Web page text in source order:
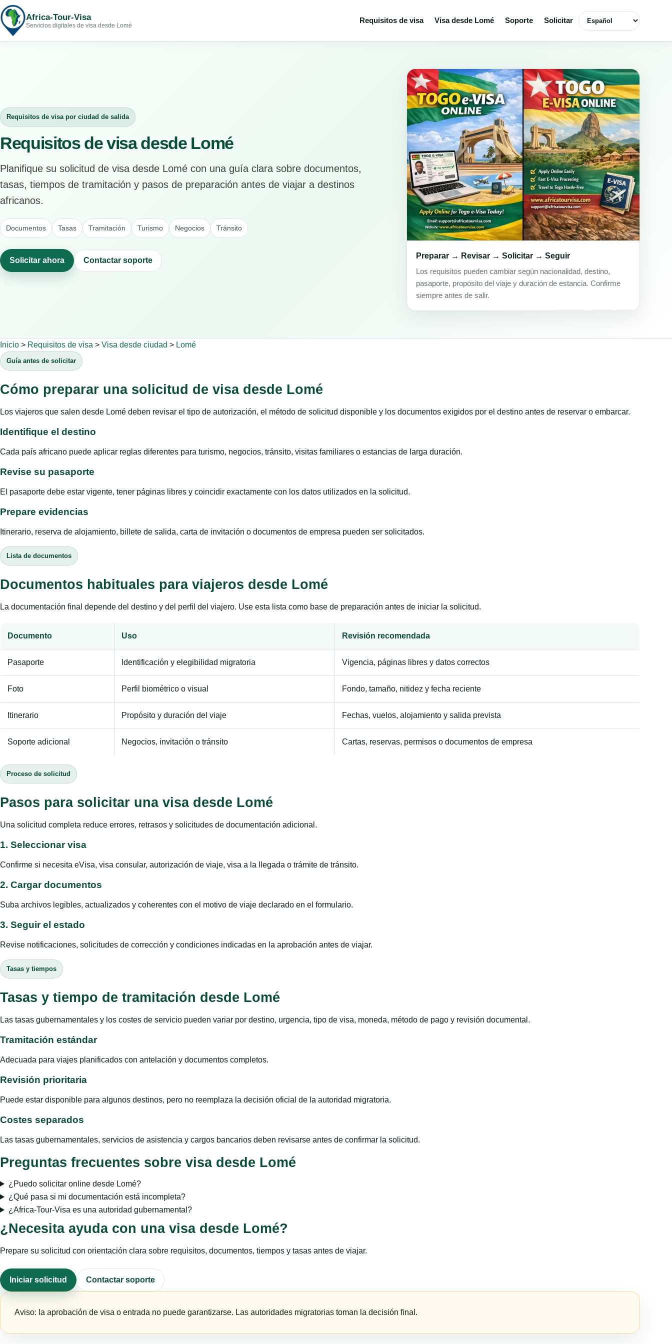
Africa-Tour-Visa
Servicios digitales de visa desde Lomé
Requisitos de visa Visa desde Lomé Soporte Solicitar Seleccionar idioma
Requisitos de visa por ciudad de salida
Requisitos de visa desde Lomé
Planifique su solicitud de visa desde Lomé con una guía clara sobre documentos,
tasas, tiempos de tramitación y pasos de preparación antes de viajar a destinos
africanos.
Documentos Tasas Tramitación Turismo Negocios Tránsito
Solicitar ahora Contactar soporte
Preparar → Revisar → Solicitar → Seguir
Los requisitos pueden cambiar según nacionalidad, destino,
pasaporte, propósito del viaje y duración de estancia. Confirme
siempre antes de salir.
Inicio > Requisitos de visa > Visa desde ciudad > Lomé
Guía antes de solicitar
Cómo preparar una solicitud de visa desde Lomé
Los viajeros que salen desde Lomé deben revisar el tipo de autorización, el método de solicitud disponible y los documentos exigidos por el destino antes de reservar o embarcar.
Identifique el destino
Cada país africano puede aplicar reglas diferentes para turismo, negocios, tránsito, visitas familiares o estancias de larga duración.
Revise su pasaporte
El pasaporte debe estar vigente, tener páginas libres y coincidir exactamente con los datos utilizados en la solicitud.
Prepare evidencias
Itinerario, reserva de alojamiento, billete de salida, carta de invitación o documentos de empresa pueden ser solicitados.
Lista de documentos
Documentos habituales para viajeros desde Lomé
La documentación final depende del destino y del perfil del viajero. Use esta lista como base de preparación antes de iniciar la solicitud.
Documento Uso Revisión recomendada
Pasaporte Identificación y elegibilidad migratoria Vigencia, páginas libres y datos correctos
Foto Perfil biométrico o visual Fondo, tamaño, nitidez y fecha reciente
Itinerario Propósito y duración del viaje Fechas, vuelos, alojamiento y salida prevista
Soporte adicional Negocios, invitación o tránsito Cartas, reservas, permisos o documentos de empresa
Proceso de solicitud
Pasos para solicitar una visa desde Lomé
Una solicitud completa reduce errores, retrasos y solicitudes de documentación adicional.
1. Seleccionar visa
Confirme si necesita eVisa, visa consular, autorización de viaje, visa a la llegada o trámite de tránsito.
2. Cargar documentos
Suba archivos legibles, actualizados y coherentes con el motivo de viaje declarado en el formulario.
3. Seguir el estado
Revise notificaciones, solicitudes de corrección y condiciones indicadas en la aprobación antes de viajar.
Tasas y tiempos
Tasas y tiempo de tramitación desde Lomé
Las tasas gubernamentales y los costes de servicio pueden variar por destino, urgencia, tipo de visa, moneda, método de pago y revisión documental.
Tramitación estándar
Adecuada para viajes planificados con antelación y documentos completos.
Revisión prioritaria
Puede estar disponible para algunos destinos, pero no reemplaza la decisión oficial de la autoridad migratoria.
Costes separados
Las tasas gubernamentales, servicios de asistencia y cargos bancarios deben revisarse antes de confirmar la solicitud.
Preguntas frecuentes sobre visa desde Lomé
¿Puedo solicitar online desde Lomé?
¿Qué pasa si mi documentación está incompleta?
¿Africa-Tour-Visa es una autoridad gubernamental?
¿Necesita ayuda con una visa desde Lomé?
Prepare su solicitud con orientación clara sobre requisitos, documentos, tiempos y tasas antes de viajar.
Iniciar solicitud Contactar soporte
Aviso: la aprobación de visa o entrada no puede garantizarse. Las autoridades migratorias toman la decisión final.